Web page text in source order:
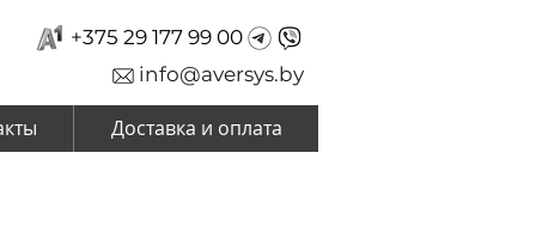
+375 29 177 99 00
info@aversys.by
Доставка и оплата